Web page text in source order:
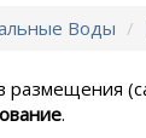
Воды
размещения
.